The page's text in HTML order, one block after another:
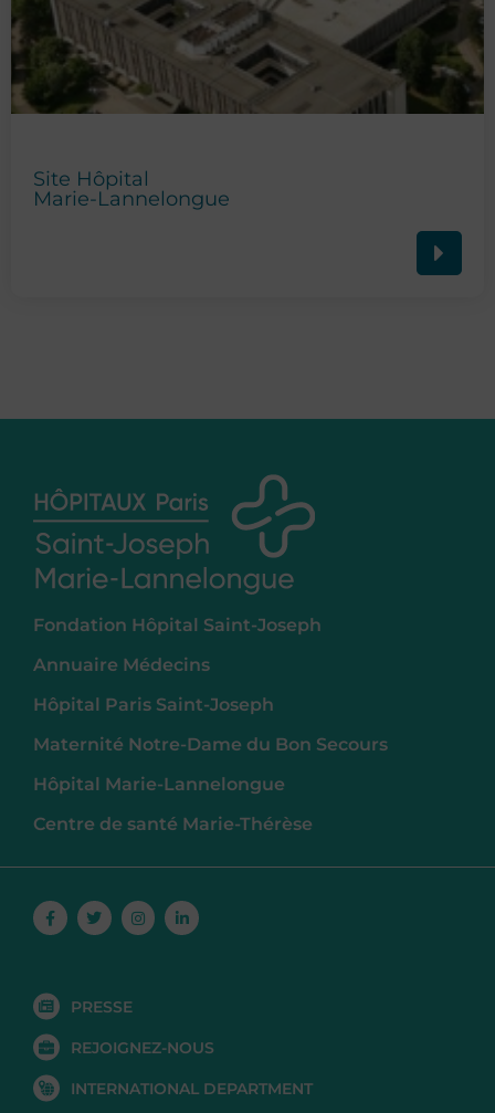
Site Hôpital
Marie-Lannelongue
Fondation Hôpital Saint-Joseph
Annuaire Médecins
Hôpital Paris Saint-Joseph
Maternité Notre-Dame du Bon Secours
Hôpital Marie-Lannelongue
Centre de santé Marie-Thérèse
Facebook-
f
TwitterInstagramLinkedin-
in
PRESSE
REJOIGNEZ-NOUS
INTERNATIONAL DEPARTMENT